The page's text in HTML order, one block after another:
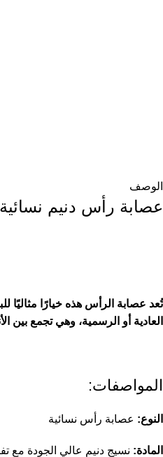
الوصف
عصابة رأس دنيم
تُعد عصابة الرأس هذه خيارًا
العادية أو الرسمية، وهي تجمع بين
المواصفات:
النوع: عصابة رأس نسائية
المادة: نسيج دنيم عالي الجودة مع